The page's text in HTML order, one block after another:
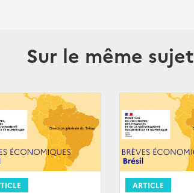
Sur le même sujet
ARTICLE